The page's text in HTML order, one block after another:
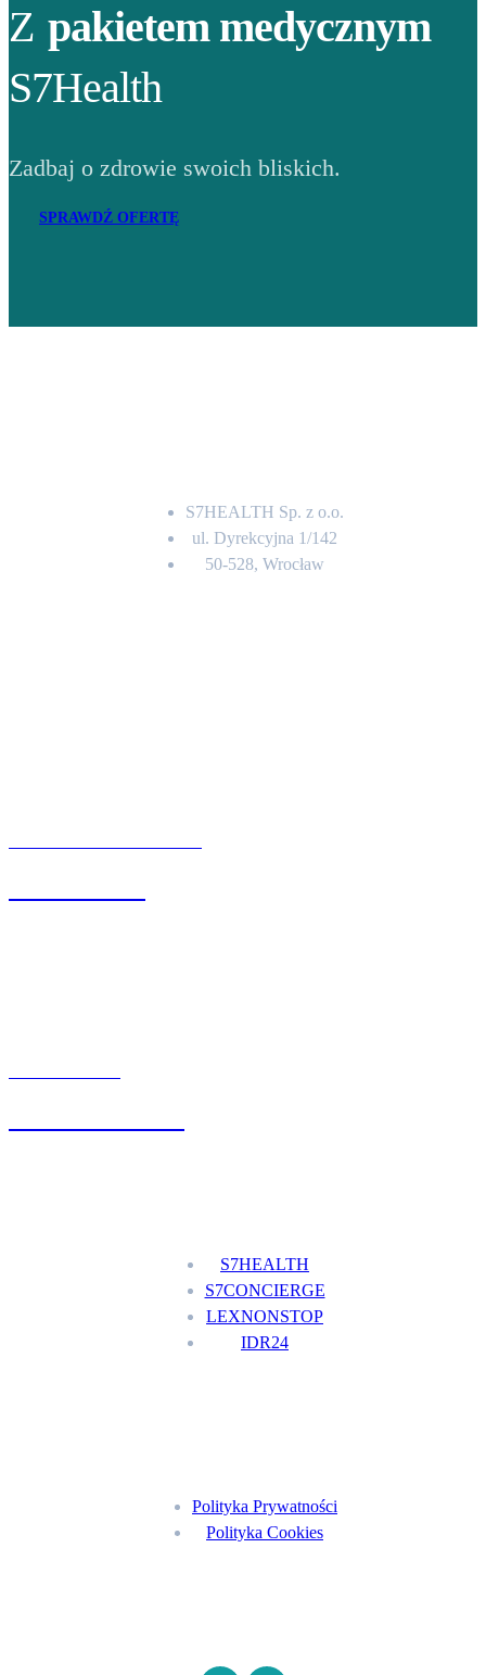
Z pakietem medycznym
S7Health
Zadbaj o zdrowie swoich bliskich.
SPRAWDŹ OFERTĘ
S7HEALTH Sp. z o.o.
ul. Dyrekcyjna 1/142
50-528, Wrocław
S7HEALTH
S7CONCIERGE
LEXNONSTOP
IDR24
Polityka Prywatności
Polityka Cookies